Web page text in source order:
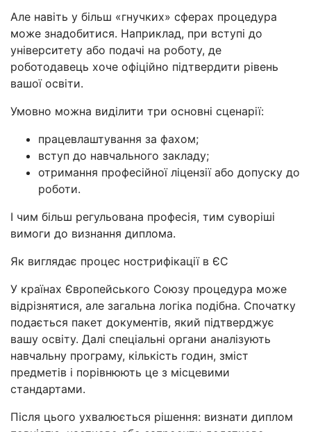
Але навіть у більш «гнучких» сферах процедура
може знадобитися. Наприклад, при вступі до
університету або подачі на роботу, де
роботодавець хоче офіційно підтвердити рівень
вашої освіти.
Умовно можна виділити три основні сценарії:
працевлаштування за фахом;
вступ до навчального закладу;
отримання професійної ліцензії або допуску до
роботи.
І чим більш регульована професія, тим суворіші
вимоги до визнання диплома.
Як виглядає процес нострифікації в ЄС
У країнах Європейського Союзу процедура може
відрізнятися, але загальна логіка подібна. Спочатку
подається пакет документів, який підтверджує
вашу освіту. Далі спеціальні органи аналізують
навчальну програму, кількість годин, зміст
предметів і порівнюють це з місцевими
стандартами.
Після цього ухвалюється рішення: визнати диплом